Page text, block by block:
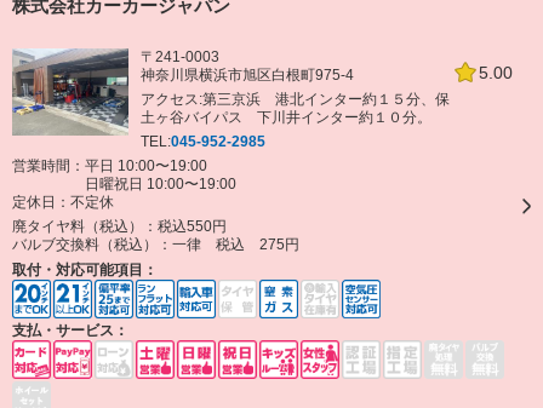
株式会社カーカージャパン
5.00
〒241-0003
神奈川県横浜市旭区白根町975-4
アクセス:第三京浜 港北インター約１５分、保
土ヶ谷バイパス 下川井インター約１０分。
TEL:045-952-2985
営業時間：平日 10:00〜19:00
日曜祝日 10:00〜19:00
定休日： 不定休
廃タイヤ料（税込）： 税込550円
バルブ交換料（税込）： 一律 税込 275円
取付・対応可能項目：
支払・サービス：